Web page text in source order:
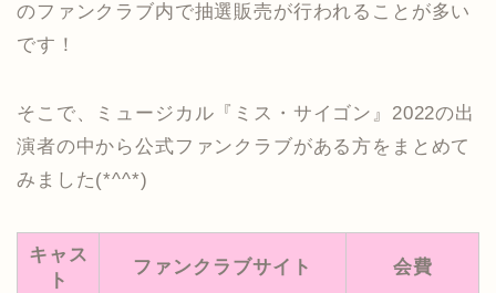
のファンクラブ内で抽選販売が行われることが多い
です！
そこで、ミュージカル『ミス・サイゴン』2022の出
演者の中から公式ファンクラブがある方をまとめて
みました(*^^*)
キャス
ト
ファンクラブサイト 会費